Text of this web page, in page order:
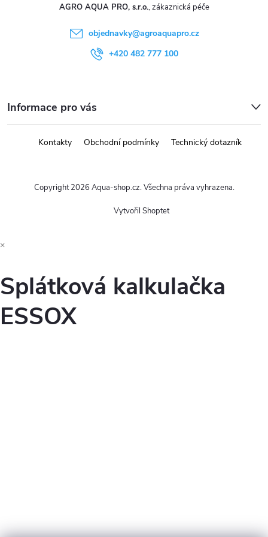
AGRO AQUA PRO, s.r.o.
objednavky@agroaquapro.cz
+420 482 777 100
Informace pro vás
Kontakty Obchodní podmínky Technický dotazník
Vytvořil Shoptet
Copyright 2026 Aqua-shop.cz. Všechna práva vyhrazena.
×
Splátková kalkulačka
ESSOX